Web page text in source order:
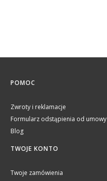
Linki w stopce
POMOC
Zwroty i reklamacje
Formularz odstąpienia od umowy
Blog
TWOJE KONTO
Twoje zamówienia